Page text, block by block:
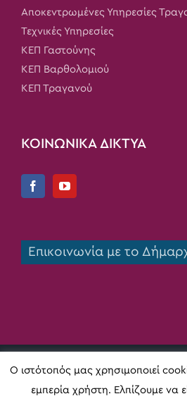
Αποκεντρωμένες Υπηρεσίες
Τεχνικές Υπηρεσίες
ΚΕΠ Γαστούνης
ΚΕΠ Βαρθολομιού
ΚΕΠ Τραγανού
ΚΟΙΝΩΝΙΚΑ ΔΙΚΤΥΑ
Επικοινωνία με το
Copyright 2020 Δήμος Πηνειού |
Κατασκευή ιστοσελίδας
Ο ιστότοπός μας χρησιμοποιεί
εμπερία χρήστη. Ελπίζουμε να